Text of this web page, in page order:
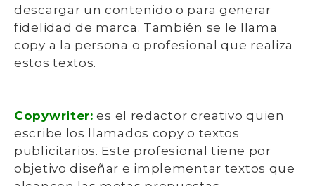
descargar un contenido o para generar
fidelidad de marca. También se le llama
copy a la persona o profesional que realiza
estos textos.
Copywriter: es el redactor creativo quien
escribe los llamados copy o textos
publicitarios. Este profesional tiene por
objetivo diseñar e implementar textos que